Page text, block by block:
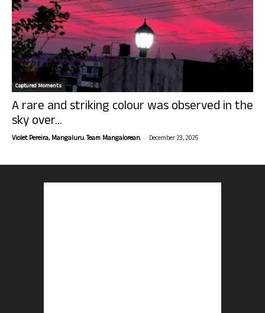
Captured Moments
A rare and striking colour was observed in the
sky over...
Violet Pereira, Mangaluru. Team Mangalorean. - December 23, 2025